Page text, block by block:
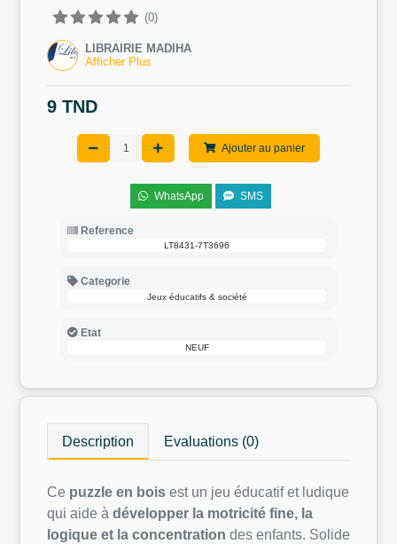
(0)
LIBRAIRIE MADIHA
Afficher Plus
9 TND
Ajouter au panier
WhatsApp SMS
Reference
LT8431-7T3696
Categorie
Jeux éducatifs & société
Etat
NEUF
Description Evaluations (0)
Ce puzzle en bois est un jeu éducatif et ludique
qui aide à développer la motricité fine, la
logique et la concentration des enfants. Solide